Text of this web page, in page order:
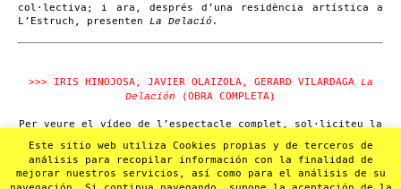
col·lectiva; i ara, després d’una residència artística a
L’Estruch, presenten La Delació.
>>> IRIS HINOJOSA, JAVIER OLAIZOLA, GERARD VILARDAGA La
Delación
(OBRA COMPLETA)
Per veure el vídeo de l’espectacle complet, sol·liciteu la
anticteatre@anticteatre.com
.
Visualització reservada a professionals.
Este sitio web utiliza Cookies propias y de terceros de
análisis para recopilar información con la finalidad de
mejorar nuestros servicios, así como para el análisis de su